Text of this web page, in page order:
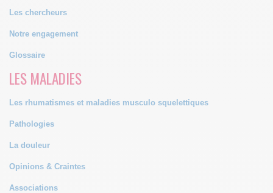
Les chercheurs
Notre engagement
Glossaire
LES MALADIES
Les rhumatismes et maladies musculo squelettiques
Pathologies
La douleur
Opinions & Craintes
Associations